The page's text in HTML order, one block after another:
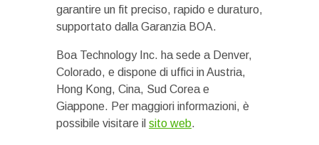
garantire un fit preciso, rapido e duraturo,
supportato dalla Garanzia BOA.
Boa Technology Inc. ha sede a Denver,
Colorado, e dispone di uffici in Austria,
Hong Kong, Cina, Sud Corea e
Giappone. Per maggiori informazioni, è
possibile visitare il sito web.